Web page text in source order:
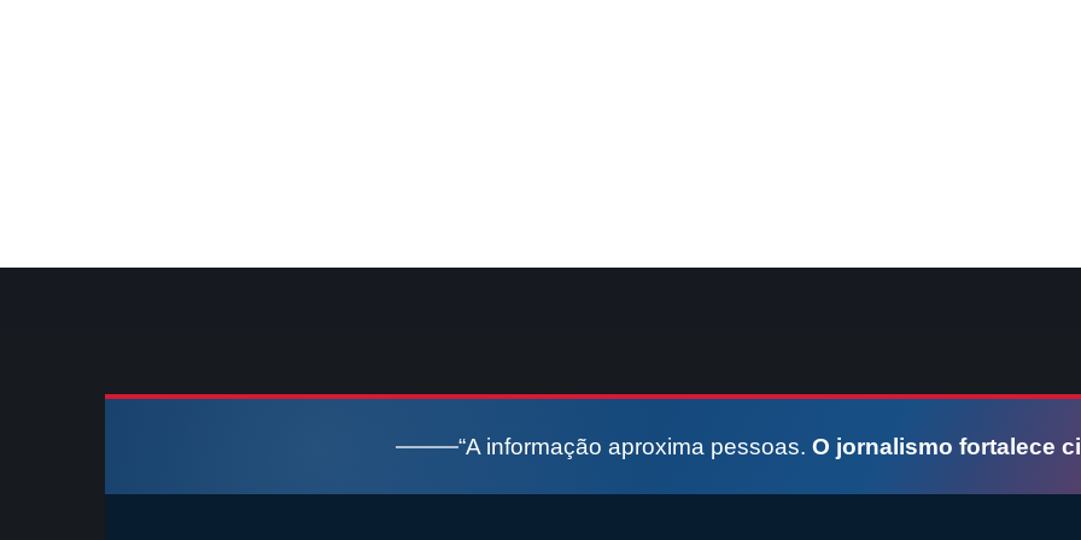
“A informação aproxima pessoas. O jornalismo fortalece